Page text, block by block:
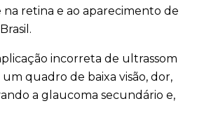
retina e ao aparecimento de
incorreta de ultrassom
quadro de baixa visão, dor,
a glaucoma secundário e,